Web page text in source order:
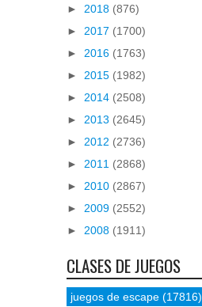
► 2018 (876)
► 2017 (1700)
► 2016 (1763)
► 2015 (1982)
► 2014 (2508)
► 2013 (2645)
► 2012 (2736)
► 2011 (2868)
► 2010 (2867)
► 2009 (2552)
► 2008 (1911)
CLASES DE JUEGOS
juegos de escape (17816)